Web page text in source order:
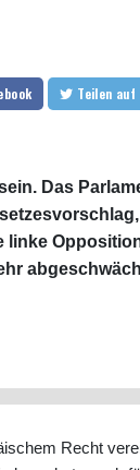
Teilen
Das
linke
Recht